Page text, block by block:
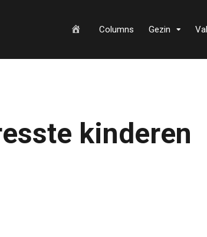
m
Columns Gezin
kinderen